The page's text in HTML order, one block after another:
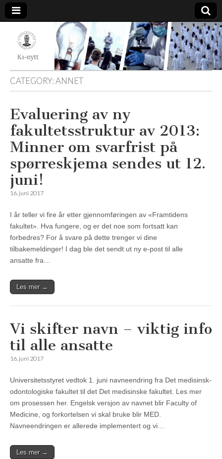
K1-
Nytt
CATEGORY:ANNET
Evaluering av ny
fakultetsstruktur av 2013:
Minner om svarfrist på
spørreskjema sendes ut 12.
juni!
16. juni 2017
I år teller vi fire år etter gjennomføringen av «Framtidens
fakultet». Hva fungere, og er det noe som fortsatt kan
forbedres? For å svare på dette trenger vi dine
tilbakemeldinger! I dag ble det sendt ut ny e-post til alle
ansatte fra…
Les mer →
Vi skifter navn – viktig info
til alle ansatte
16. juni 2017
Universitetsstyret vedtok 1. juni navneendring fra Det medisinsk-
odontologiske fakultet til det Det medisinske fakultet. Les mer
om prosessen her. Engelsk versjon av navnet blir Faculty of
Medicine, og forkortelsen vi skal bruke blir MED.
Navneendringen er allerede implementert og vi…
Les mer →